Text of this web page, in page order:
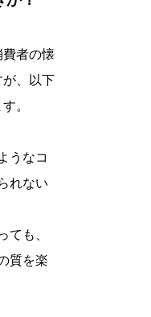
費者の懐
が、以下
。
うなコ
れない
ても、
質を楽